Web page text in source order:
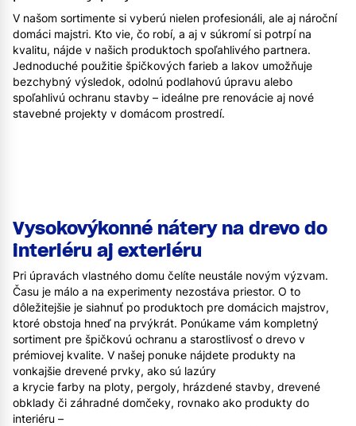
V našom sortimente si vyberú nielen profesionáli, ale aj nároční
domáci majstri. Kto vie, čo robí, a aj v súkromí si potrpí na
kvalitu, nájde v našich produktoch spoľahlivého partnera.
Jednoduché použitie špičkových farieb a lakov umožňuje
bezchybný výsledok, odolnú podlahovú úpravu alebo
spoľahlivú ochranu stavby – ideálne pre renovácie aj nové
stavebné projekty v domácom prostredí.
Vysokovýkonné nátery na drevo do
interiéru aj exteriéru
Pri úpravách vlastného domu čelíte neustále novým výzvam.
Času je málo a na experimenty nezostáva priestor. O to
dôležitejšie je siahnuť po produktoch pre domácich majstrov,
ktoré obstoja hneď na prvýkrát. Ponúkame vám kompletný
sortiment pre špičkovú ochranu a starostlivosť o drevo v
prémiovej kvalite. V našej ponuke nájdete produkty na
vonkajšie drevené prvky, ako sú lazúry
a krycie farby na ploty, pergoly, hrázdené stavby, drevené
obklady či záhradné domčeky, rovnako ako produkty do
interiéru –